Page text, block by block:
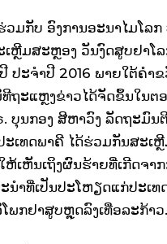
ມກັບ ອົງການອະນາໄມໂລ
ຫຼີມສະຫຼອງ ວັນງົດສູບຢາໂ
ປະຈໍາປີ 2016 ພາຍໃຕ້ຄໍາ
ຖະແຫຼງຂ່າວໄດ້ຈັດຂຶ້ນໃນຕ
ບຸນກອງ ສີຫາວົງ ລັດຖະມົນ
ະເທດພາຄີ ໄດ້ຮ່ວມກັນສະ
ຫ້ເຫັນເຖິງຜົນຮ້າຍທີ່ເກີດຈ
າທີ່ເປັນປະໂຫຽດແກ່ປະເ
ພກຢາສູບຫຼຸດລົງເທື່ອລະກ້າວ.